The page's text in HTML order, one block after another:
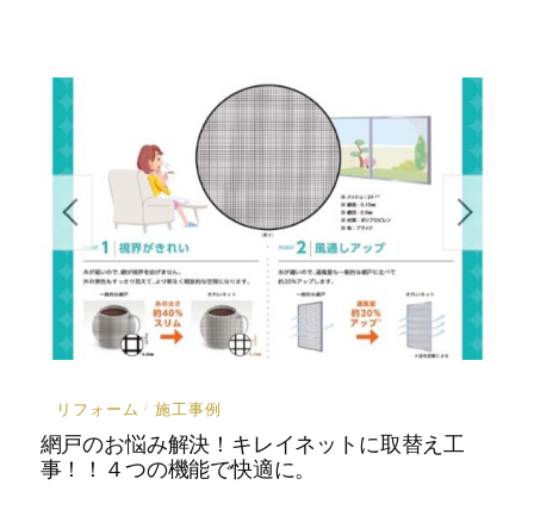
リフォーム / 施工事例
網戸のお悩み解決！キレイネットに取替え工
事！！４つの機能で快適に。